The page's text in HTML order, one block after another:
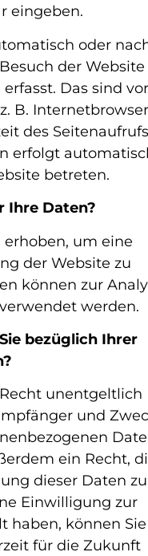
eingeben.
oder
der Website
Das sind vor
B.
des
erfolgt
betreten.
Ihre Daten?
erhoben, um eine
der Website zu
können zur
werden.
bezüglich Ihrer
unentgeltlich
und
ein Recht,
dieser Daten zu
Einwilligung zur
haben, können Sie
für die Zukunft